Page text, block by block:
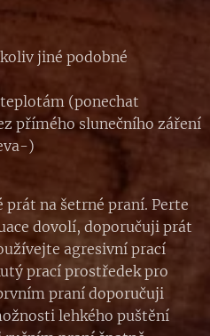
jiné podobné
(ponechat
přímého slunečního záření
)
prát na šetrné praní. Perte
dovolí, doporučuji prát
agresivní prací
prací prostředek pro
praní doporučuji
lehkého puštění